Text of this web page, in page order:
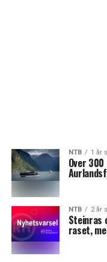
NTB 1 år
Over
NTB 2 år
Steinras
raset,